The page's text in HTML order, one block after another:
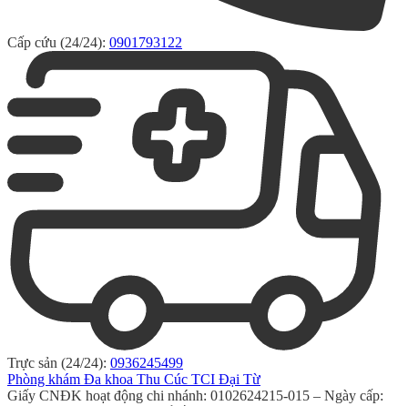
Cấp cứu (24/24): 0901793122
Trực sản (24/24): 0936245499
Phòng khám Đa khoa Thu Cúc TCI Đại Từ
Giấy CNĐK hoạt động chi nhánh: 0102624215-015 – Ngày cấp: